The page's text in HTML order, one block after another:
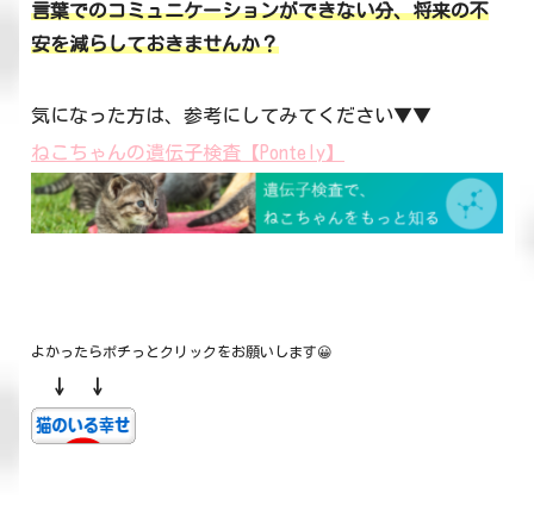
言葉でのコミュニケーションができない分、将来の不
安を減らしておきませんか？
気になった方は、参考にしてみてください▼▼
ねこちゃんの遺伝子検査【Pontely】
よかったらポチっとクリックをお願いします😀
↓ ↓